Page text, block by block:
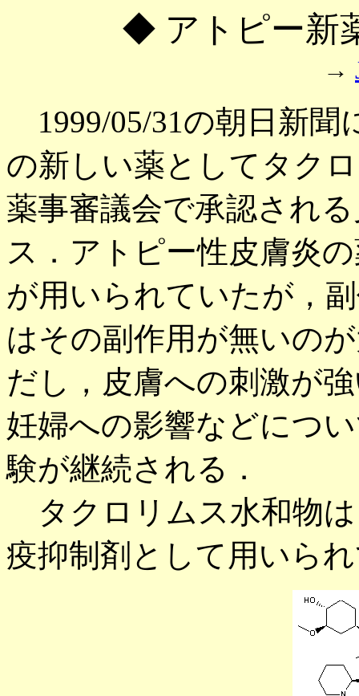
◆ アトピー新
→
1999/05/31の朝日新聞
の新しい薬としてタク
薬事審議会で承認され
ス．アトピー性皮膚炎
が用いられていたが，
はその副作用が無いの
だし，皮膚への刺激が
妊婦への影響などにつ
験が継続される．
タクロリムス水和物
疫抑制剤として用いら